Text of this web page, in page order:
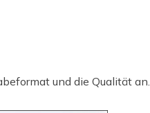
und die Qualität an.